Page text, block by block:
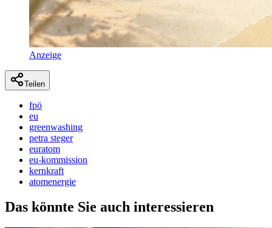
Anzeige
Teilen
fpö
eu
greenwashing
petra steger
euratom
eu-kommission
kernkraft
atomenergie
Das könnte Sie auch interessieren